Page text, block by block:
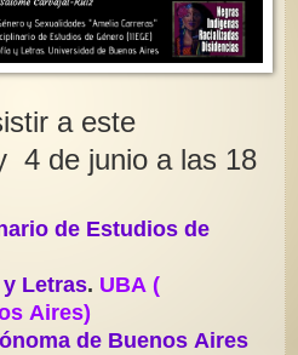
a este
4 de junio a las 18
de Estudios de
Letras. UBA (
Aires)
de Buenos Aires